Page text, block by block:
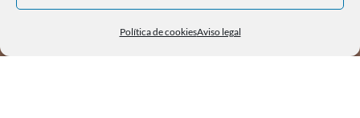
Política de cookiesAviso legal